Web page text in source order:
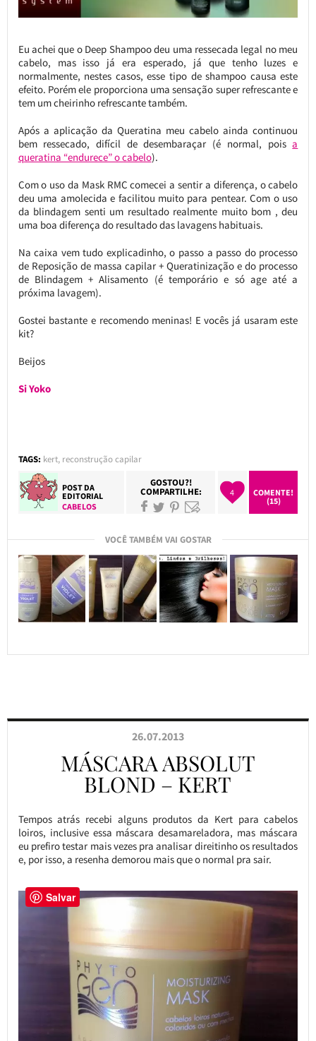
Eu achei que o Deep Shampoo deu uma ressecada legal no meu
cabelo, mas isso já era esperado, já que tenho luzes e
normalmente, nestes casos, esse tipo de shampoo causa este
efeito. Porém ele proporciona uma sensação super refrescante e
tem um cheirinho refrescante também.
Após a aplicação da Queratina meu cabelo ainda continuou
bem ressecado, difícil de desembaraçar (é normal, poisa
queratina “endurece” o cabelo).
Com o uso da Mask RMC comecei a sentir a diferença, o cabelo
deu uma amolecida e facilitou muito para pentear. Com o uso
da blindagem senti um resultado realmente muito bom , deu
uma boa diferença do resultado das lavagens habituais.
Na caixa vem tudo explicadinho, o passo a passo do processo
de Reposição de massa capilar + Queratinização e do processo
de Blindagem + Alisamento (é temporário e só age até a
próxima lavagem).
Gostei bastante e recomendo meninas! E vocês já usaram este
kit?
Beijos
Si Yoko
TAGS: kert, reconstrução capilar
POST DA
EDITORIAL
CABELOS
GOSTOU?!
COMPARTILHE: 4
COMENTE!
(15)
VOCÊ TAMBÉM VAI GOSTAR
26.07.2013
MÁSCARA ABSOLUT
BLOND – KERT
Tempos atrás recebi alguns produtos da Kert para cabelos
loiros, inclusive essa máscara desamareladora, mas máscara
eu prefiro testar mais vezes pra analisar direitinho os resultados
e, por isso, a resenha demorou mais que o normal pra sair.
Salvar